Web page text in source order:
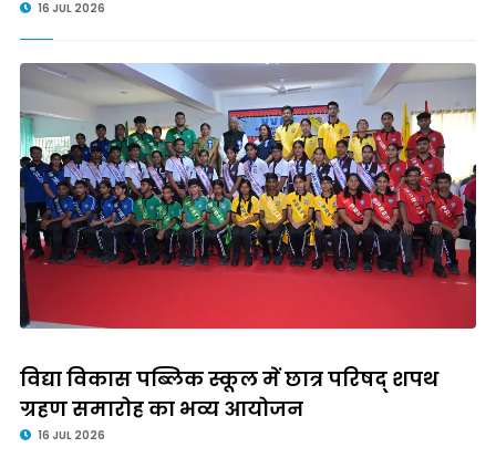
16 JUL 2026
विद्या विकास पब्लिक स्कूल में छात्र परिषद् शपथ
ग्रहण समारोह का भव्य आयोजन
16 JUL 2026